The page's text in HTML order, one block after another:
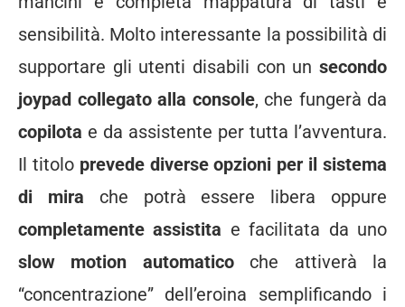
sensibilità. Molto interessante la possibilità di
supportare gli utenti disabili con un secondo
joypad collegato alla console, che fungerà da
copilota e da assistente per tutta l’avventura.
Il titolo prevede diverse opzioni per il sistema
di mira che potrà essere libera oppure
completamente assistita e facilitata da uno
slow motion automaticoche attiverà la
“concentrazione” dell’eroina semplificando i